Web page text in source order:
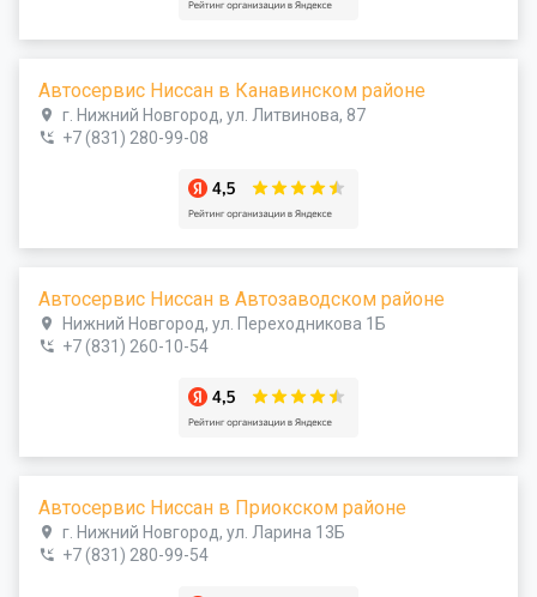
Автосервис Ниссан в Канавинском районе
г. Нижний Новгород, ул. Литвинова, 87
+7 (831) 280-99-08
Автосервис Ниссан в Автозаводском районе
Нижний Новгород, ул. Переходникова 1Б
+7 (831) 260-10-54
Автосервис Ниссан в Приокском районе
г. Нижний Новгород, ул. Ларина 13Б
+7 (831) 280-99-54